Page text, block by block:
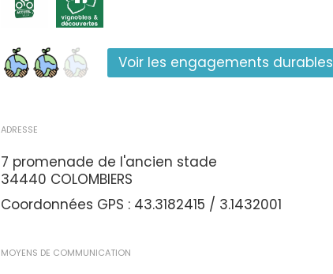
Voir les engagements durables
ADRESSE
7 promenade de l'ancien stade
34440 COLOMBIERS
Coordonnées GPS : 43.3182415 / 3.1432001
MOYENS DE COMMUNICATION